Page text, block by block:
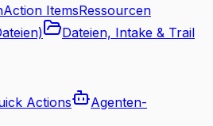
Action ItemsRessourcen
Dateien, Intake & Trail
Actions
Agenten-